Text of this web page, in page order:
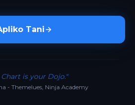
Tani
Chart is your Dojo."
- Themelues, Ninja Academy